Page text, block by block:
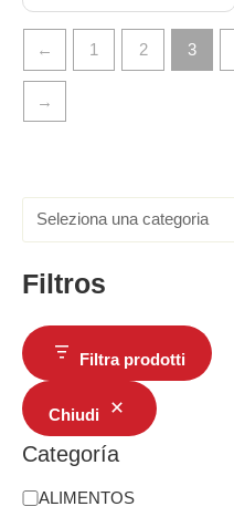
Filtros
Filtra prodotti
Chiudi
Categoría
ALIMENTOS
← 1 2 3
→